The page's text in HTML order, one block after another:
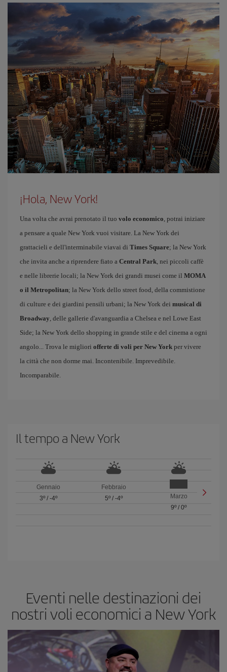
¡Hola, New York!
Una volta che avrai prenotato il tuo volo economico, potrai iniziare
a pensare a quale New York vuoi visitare. La New York dei
grattacieli e dell'interminabile viavai di Times Square; la New York
che invita anche a riprendere fiato a Central Park, nei piccoli caffè
e nelle librerie locali; la New York dei grandi musei come il MOMA
o il Metropolitan; la New York dello street food, della commistione
di culture e dei giardini pensili urbani; la New York dei musical di
Broadway, delle gallerie d'avanguardia a Chelsea e nel Lowe East
Side; la New York dello shopping in grande stile e del cinema a ogni
angolo... Trova le migliori offerte di voli per New York per vivere
la città che non dorme mai. Incontenibile. Imprevedibile.
Incomparabile.
Il tempo a New York
Gennaio
3º/ -4º
Febbraio
5º/ -4º
Marzo
9º /0º
Eventi nelle destinazioni dei
nostri voli economici a New York